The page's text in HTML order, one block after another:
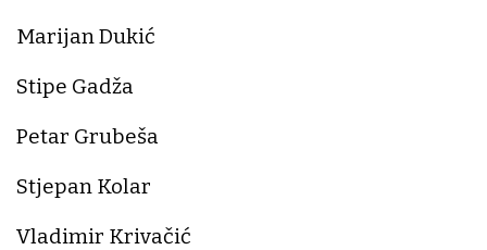
Marijan Dukić
Stipe Gadža
Petar Grubeša
Stjepan Kolar
Vladimir Krivačić